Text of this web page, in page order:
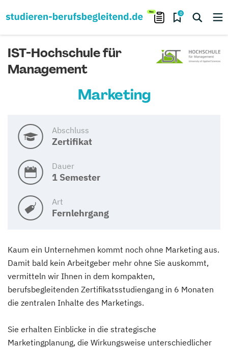
0
IST-Hochschule für
Management
Marketing
Abschluss
Zertifikat
Dauer
1 Semester
Art
Fernlehrgang
Kaum ein Unternehmen kommt noch ohne Marketing aus.
Damit bald kein Arbeitgeber mehr ohne Sie auskommt,
vermitteln wir Ihnen in dem kompakten,
berufsbegleitenden Zertifikatsstudiengang in 6 Monaten
die zentralen Inhalte des Marketings.
Sie erhalten Einblicke in die strategische
Marketingplanung, die Wirkungsweise unterschiedlicher